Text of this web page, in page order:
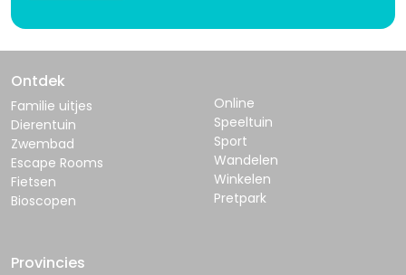
Ontdek
Familie uitjes
Dierentuin
Zwembad
Escape Rooms
Fietsen
Bioscopen
Online
Speeltuin
Sport
Wandelen
Winkelen
Pretpark
Provincies